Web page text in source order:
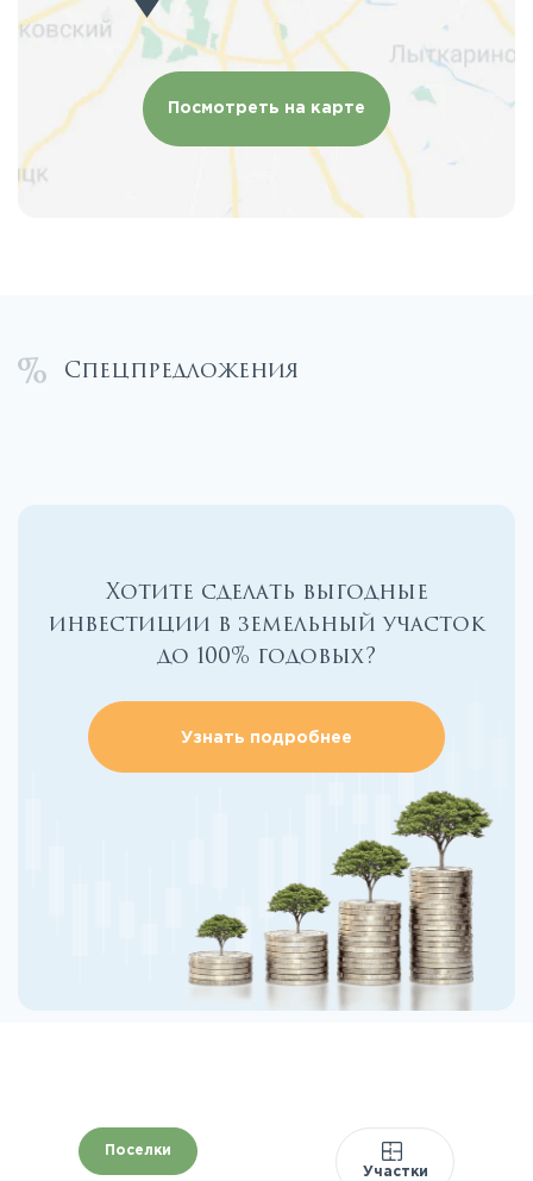
Посмотреть на карте
Спецпредложения
Хотите сделать выгодные
инвестиции в земельный участок
до 100% годовых?
Узнать подробнее
Поселки
Участки